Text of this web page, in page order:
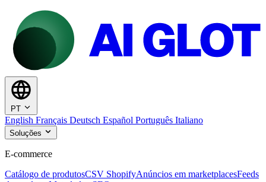
PT
English Français Deutsch Español Português Italiano
Soluções
E-commerce
Catálogo de produtosCSV ShopifyAnúncios em marketplacesFeeds